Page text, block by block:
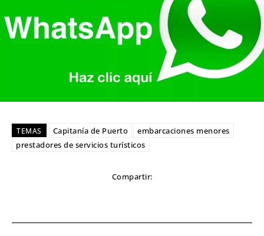
TEMAS Capitanía de Puerto
embarcaciones menores
prestadores de servicios turísticos
Compartir: